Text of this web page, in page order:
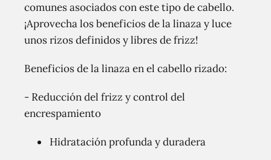
comunes asociados con este tipo de cabello.
¡Aprovecha los beneficios de la linaza y luce
unos rizos definidos y libres de frizz!
Beneficios de la linaza en el cabello rizado:
- Reducción del frizz y control del
encrespamiento
Hidratación profunda y duradera